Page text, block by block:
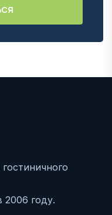
2006 году.